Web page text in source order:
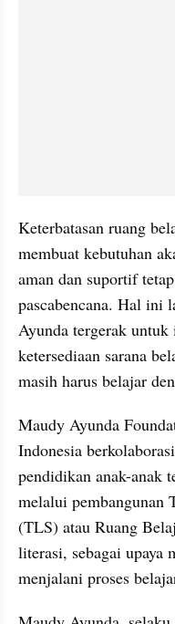
Keterbatasan ruang
membuat kebutuhan
aman dan suportif
pascabencana. Hal ini
Ayunda tergerak
ketersediaan sarana
masih harus belajar
Maudy Ayunda
Indonesia
pendidikan anak-anak
melalui pembangunan
(TLS) atau Ruang
literasi, sebagai upaya
menjalani proses